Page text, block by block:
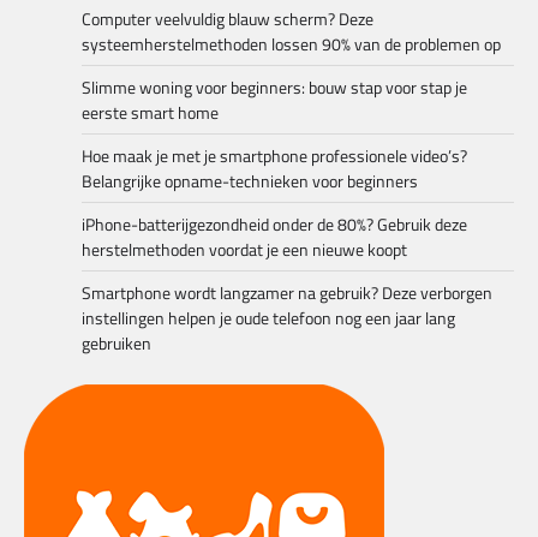
Computer veelvuldig blauw scherm? Deze
systeemherstelmethoden lossen 90% van de problemen op
Slimme woning voor beginners: bouw stap voor stap je
eerste smart home
Hoe maak je met je smartphone professionele video’s?
Belangrijke opname-technieken voor beginners
iPhone-batterijgezondheid onder de 80%? Gebruik deze
herstelmethoden voordat je een nieuwe koopt
Smartphone wordt langzamer na gebruik? Deze verborgen
instellingen helpen je oude telefoon nog een jaar lang
gebruiken